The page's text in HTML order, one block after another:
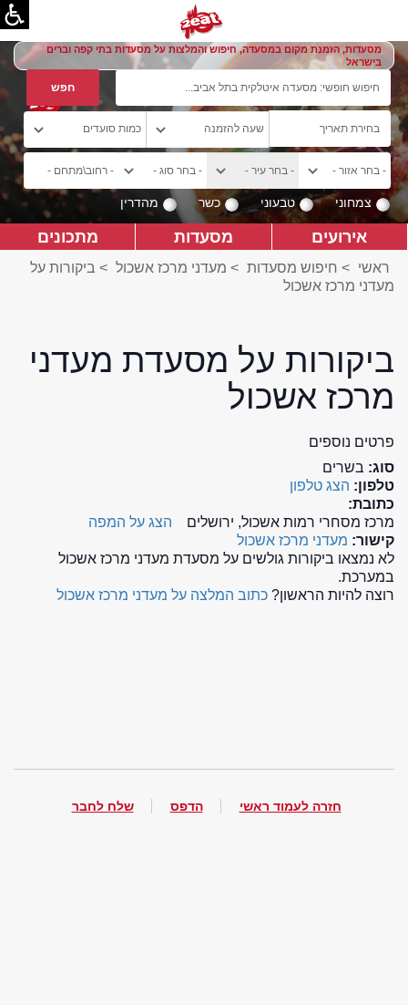
מסעדות, הזמנת מקום במסעדה, חיפוש והמלצות על מסעדות בתי קפה וברים
בישראל
צמחוני טבעוני כשר מהדרין
אירועים מסעדות מתכונים
ראשי > חיפוש מסעדות > מעדני מרכז אשכול > ביקורות על
מעדני מרכז אשכול
ביקורות על מסעדת מעדני
מרכז אשכול
פרטים נוספים
סוג: בשרים
טלפון: הצג טלפון
כתובת:
מרכז מסחרי רמות אשכול, ירושלים
הצג על המפה
קישור: מעדני מרכז אשכול
לא נמצאו ביקורות גולשים על מסעדת מעדני מרכז אשכול
במערכת.
רוצה להיות הראשון? כתוב המלצה על מעדני מרכז אשכול
חזרה לעמוד ראשי הדפס שלח לחבר